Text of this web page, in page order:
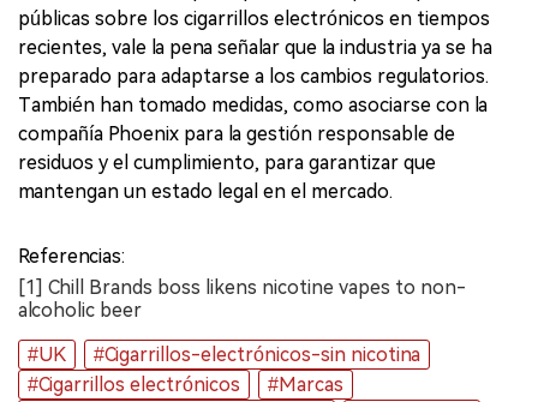
públicas sobre los cigarrillos electrónicos en tiempos
recientes, vale la pena señalar que la industria ya se ha
preparado para adaptarse a los cambios regulatorios.
También han tomado medidas, como asociarse con la
compañía Phoenix para la gestión responsable de
residuos y el cumplimiento, para garantizar que
mantengan un estado legal en el mercado.
Referencias:
[1] Chill Brands boss likens nicotine vapes to non-
alcoholic beer
#UK
#Cigarrillos-electrónicos-sin nicotina
#Cigarrillos electrónicos
#Marcas